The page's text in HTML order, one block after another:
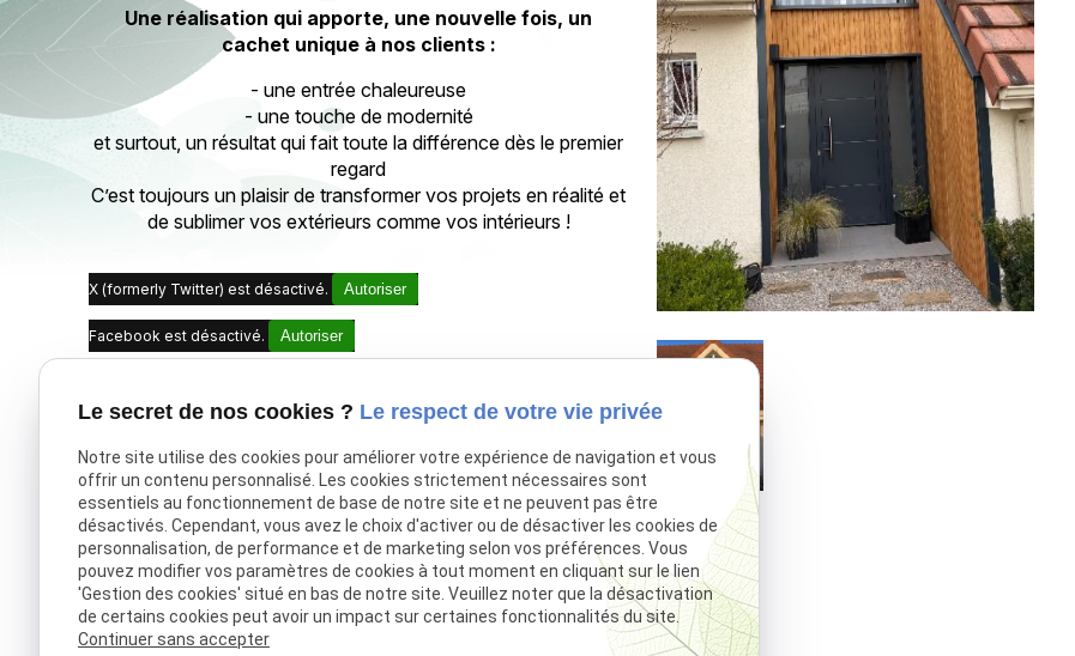
Une réalisation qui apporte, une nouvelle fois, un
cachet unique à nos clients :
- une entrée chaleureuse
- une touche de modernité
et surtout, un résultat qui fait toute la différence dès le premier
regard
C’est toujours un plaisir de transformer vos projets en réalité et
de sublimer vos extérieurs comme vos intérieurs !
X (formerly Twitter) est désactivé. Autoriser
Facebook est désactivé. Autoriser
Le secret de nos cookies ? Le respect de votre vie privée
Notre site utilise des cookies pour améliorer votre expérience de navigation et vous
offrir un contenu personnalisé. Les cookies strictement nécessaires sont
essentiels au fonctionnement de base de notre site et ne peuvent pas être
désactivés. Cependant, vous avez le choix d'activer ou de désactiver les cookies de
personnalisation, de performance et de marketing selon vos préférences. Vous
pouvez modifier vos paramètres de cookies à tout moment en cliquant sur le lien
'Gestion des cookies' situé en bas de notre site. Veuillez noter que la désactivation
de certains cookies peut avoir un impact sur certaines fonctionnalités du site.
Continuer sans accepter